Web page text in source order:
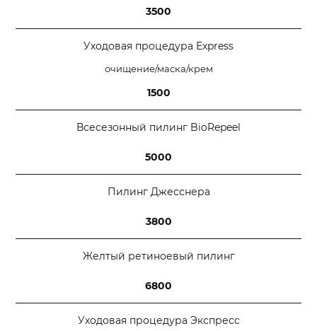
3500
Уходовая процедура Express
очищение/маска/крем
1500
Всесезонный пилинг BioRepeel
5000
Пилинг Джесснера
3800
Желтый ретиноевый пилинг
6800
Уходовая процедура Экспресс